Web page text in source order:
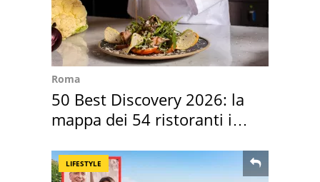
Roma
50 Best Discovery 2026: la
mappa dei 54 ristoranti in
LIFESTYLE